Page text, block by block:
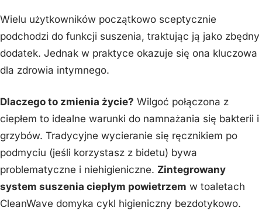
Wielu użytkowników początkowo sceptycznie
podchodzi do funkcji suszenia, traktując ją jako zbędny
dodatek. Jednak w praktyce okazuje się ona kluczowa
dla zdrowia intymnego.
Dlaczego to zmienia życie? Wilgoć połączona z
ciepłem to idealne warunki do namnażania się bakterii i
grzybów. Tradycyjne wycieranie się ręcznikiem po
podmyciu (jeśli korzystasz z bidetu) bywa
problematyczne i niehigieniczne. Zintegrowany
system suszenia ciepłym powietrzem w toaletach
CleanWave domyka cykl higieniczny bezdotykowo.